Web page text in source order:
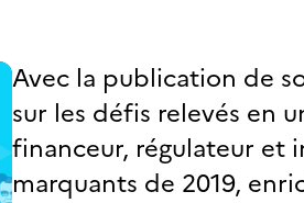
Avec la publication de
sur les défis relevés en
financeur, régulateur et
marquants de 2019,